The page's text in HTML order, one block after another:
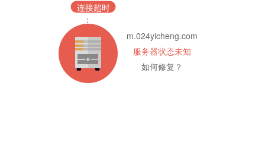
连接超时
m.024yicheng.com
服务器状态未知
如何修复？